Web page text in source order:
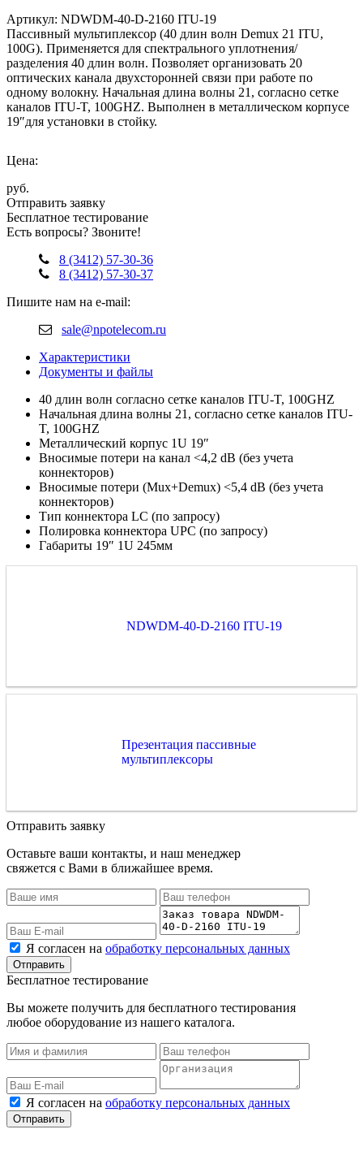
Артикул: NDWDM-40-D-2160 ITU-19
Пассивный мультиплексор (40 длин волн Demux 21 ITU,
100G). Применяется для спектрального уплотнения/
разделения 40 длин волн. Позволяет организовать 20
оптических канала двухсторонней связи при работе по
одному волокну. Начальная длина волны 21, согласно сетке
каналов ITU-T, 100GHZ. Выполнен в металлическом корпусе
19″для установки в стойку.
Цена:
руб.
Отправить заявку
Бесплатное тестирование
Есть вопросы? Звоните!
8 (3412) 57-30-36
8 (3412) 57-30-37
Пишите нам на e-mail:
sale@npotelecom.ru
Характеристики
Документы и файлы
40 длин волн согласно сетке каналов ITU-T, 100GHZ
Начальная длина волны 21, согласно сетке каналов ITU-
T, 100GHZ
Металлический корпус 1U 19″
Вносимые потери на канал <4,2 dB (без учета
коннекторов)
Вносимые потери (Mux+Demux) <5,4 dB (без учета
коннекторов)
Тип коннектора LC (по запросу)
Полировка коннектора UPC (по запросу)
Габариты 19″ 1U 245мм
NDWDM-40-D-2160 ITU-19
Презентация пассивные
мультиплексоры
Отправить заявку
Оставьте ваши контакты, и наш менеджер
свяжется с Вами в ближайшее время.
Я согласен на обработку персональных данных
Бесплатное тестирование
Вы можете получить для бесплатного тестирования
любое оборудование из нашего каталога.
Я согласен на обработку персональных данных